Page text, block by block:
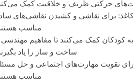
حرکتی ظریف و خلاقیت کمک
برای نقاشی و کشیدن نقاشی‌های
مناسب
کودکان کمک می‌کنند تا مفاهیم
ساخت و ساز را یاد
تقویت مهارت‌های اجتماعی و حل
مناسب